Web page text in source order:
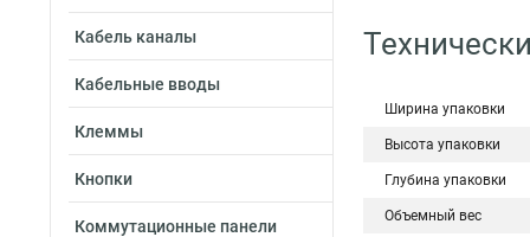
Кабель каналы
Кабельные вводы
Клеммы
Кнопки
Коммутационные панели
Ширина упаковки
Высота упаковки
Глубина упаковки
Объемный вес